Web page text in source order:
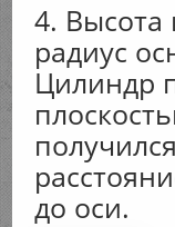
4. Высота
радиус
Цилиндр
до оси.